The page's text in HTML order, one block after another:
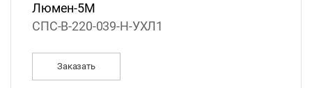
Люмен-5М
СПС-В-220-039-Н-УХЛ1
Заказать